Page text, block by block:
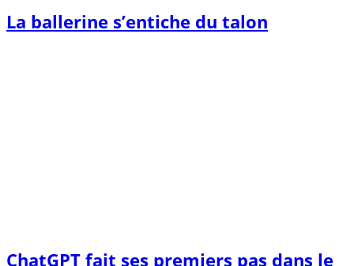
La ballerine s’entiche du talon
ChatGPT fait ses premiers pas dans le